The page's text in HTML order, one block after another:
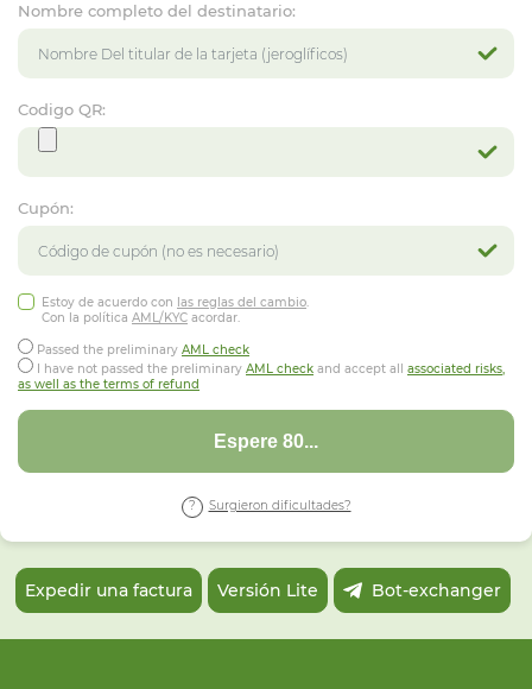
Nombre completo del destinatario:
Codigo QR:
Cupón:
Estoy de acuerdo con las reglas del cambio.
Con la política AML/KYC acordar.
Passed the preliminary AML check
I have not passed the preliminary AML check and accept all associated risks,
as well as the terms of refund
Espere 76...
Surgieron dificultades?
Expedir una factura Versión Lite Bot-exchanger